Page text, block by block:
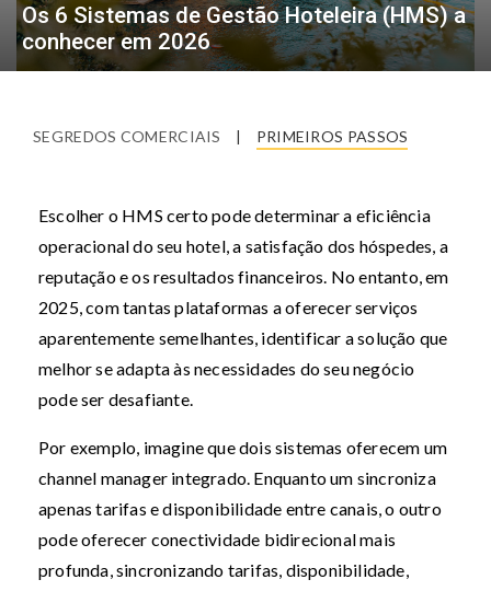
Os 6 Sistemas de Gestão Hoteleira (HMS) a
conhecer em 2026
SEGREDOS COMERCIAIS | PRIMEIROS PASSOS
Escolher o HMS certo pode determinar a eficiência
operacional do seu hotel, a satisfação dos hóspedes, a
reputação e os resultados financeiros. No entanto, em
2025, com tantas plataformas a oferecer serviços
aparentemente semelhantes, identificar a solução que
melhor se adapta às necessidades do seu negócio
pode ser desafiante.
Por exemplo, imagine que dois sistemas oferecem um
channel manager integrado. Enquanto um sincroniza
apenas tarifas e disponibilidade entre canais, o outro
pode oferecer conectividade bidirecional mais
profunda, sincronizando tarifas, disponibilidade,